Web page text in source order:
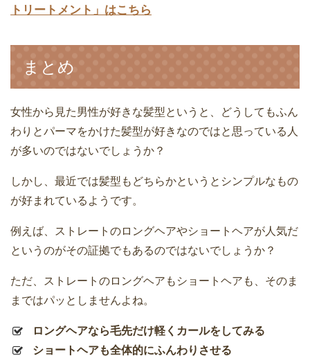
トリートメント」はこちら
まとめ
女性から見た男性が好きな髪型というと、どうしてもふん
わりとパーマをかけた髪型が好きなのではと思っている人
が多いのではないでしょうか？
しかし、最近では髪型もどちらかというとシンプルなもの
が好まれているようです。
例えば、ストレートのロングヘアやショートヘアが人気だ
というのがその証拠でもあるのではないでしょうか？
ただ、ストレートのロングヘアもショートヘアも、そのま
まではパッとしませんよね。
ロングヘアなら毛先だけ軽くカールをしてみる
ショートヘアも全体的にふんわりさせる